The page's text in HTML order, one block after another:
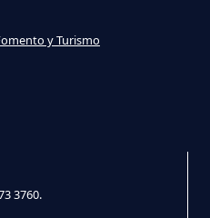
3760.
y Turismo